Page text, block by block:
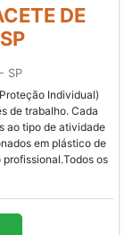
Individual)
de trabalho. Cada
ao tipo de atividade
os